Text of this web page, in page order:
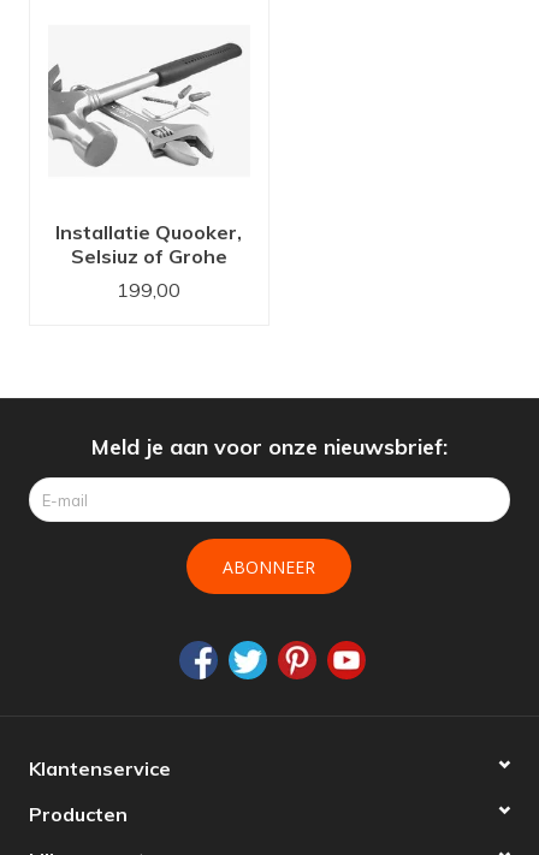
Installatie Quooker,
Selsiuz of Grohe
kokend water kraan
set
199,00
Meld je aan voor onze nieuwsbrief:
ABONNEER
Klantenservice
Producten